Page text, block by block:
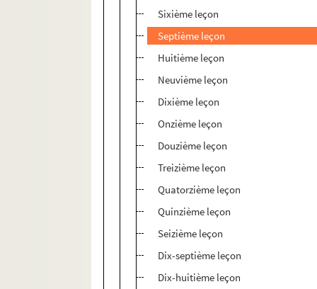
Sixième leçon
Septième leçon
Huitième leçon
Neuvième leçon
Dixième leçon
Onzième leçon
Douzième leçon
Treizième leçon
Quatorzième leçon
Quinzième leçon
Seizième leçon
Dix-septième leçon
Dix-huitième leçon